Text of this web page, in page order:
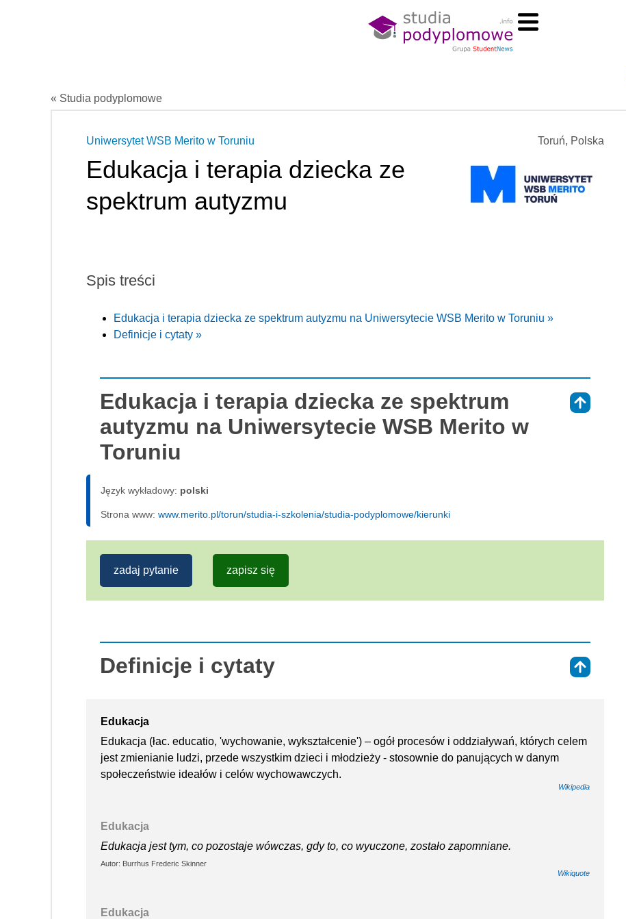
« Studia podyplomowe
Toruń, Polska
Uniwersytet WSB Merito w Toruniu
Edukacja i terapia dziecka ze
spektrum autyzmu
Spis treści
Edukacja i terapia dziecka ze spektrum autyzmu na Uniwersytecie WSB Merito w Toruniu »
Definicje i cytaty »
Edukacja i terapia dziecka ze spektrum
autyzmu na Uniwersytecie WSB Merito w
Toruniu
Język wykładowy: polski
Strona www: www.merito.pl/torun/studia-i-szkolenia/studia-podyplomowe/kierunki
zadaj pytanie zapisz się
Definicje i cytaty
Edukacja
Edukacja (łac. educatio, 'wychowanie, wykształcenie') – ogół procesów i oddziaływań, których celem
jest zmienianie ludzi, przede wszystkim dzieci i młodzieży - stosownie do panujących w danym
społeczeństwie ideałów i celów wychowawczych.
Wikipedia
Edukacja
Edukacja jest tym, co pozostaje wówczas, gdy to, co wyuczone, zostało zapomniane.
Autor: Burrhus Frederic Skinner
Wikiquote
Edukacja